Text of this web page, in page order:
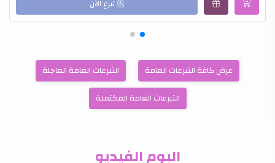
تبرع الآن
عرض كافة التبرعات العامة
التبرعات العامة العاجلة
التبرعات العامة المكتملة